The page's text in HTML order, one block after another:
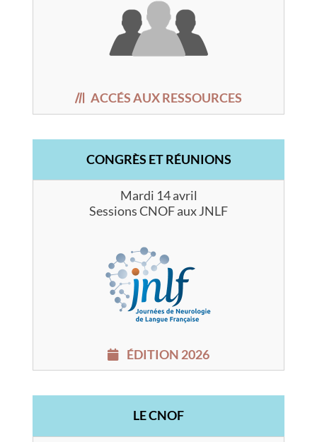
ACCÉS AUX RESSOURCES
CONGRÈS ET RÉUNIONS
Mardi 14 avril
Sessions CNOF aux JNLF
ÉDITION 2026
LE CNOF